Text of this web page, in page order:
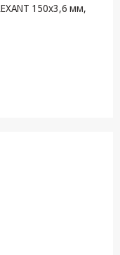
150x3,6 мм,